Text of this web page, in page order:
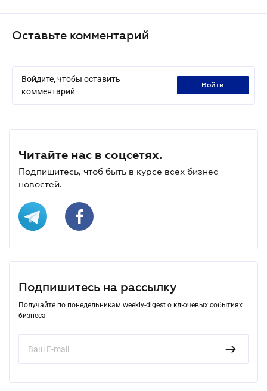
Оставьте комментарий
Войдите, чтобы оставить
комментарий
войти
Читайте нас в соцсетях.
Подпишитесь, чтоб быть в курсе всех бизнес-
новостей.
Подпишитесь на рассылку
Получайте по понедельникам weekly-digest о ключевых событиях
бизнеса